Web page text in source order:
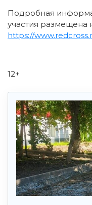
Подробная
участия размещена
https://
12+